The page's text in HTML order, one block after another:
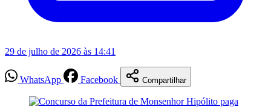
29 de julho de 2026 às 14:41
WhatsApp Facebook Compartilhar